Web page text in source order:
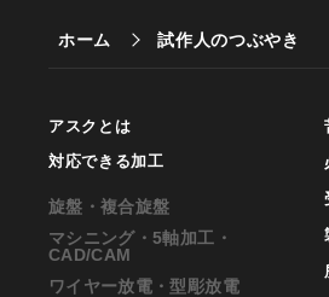
ホーム 試作人のつぶやき
アスクとは
対応できる加工
旋盤・複合旋盤
マシニング・5軸加工・
CAD/CAM
ワイヤー放電・型彫放電